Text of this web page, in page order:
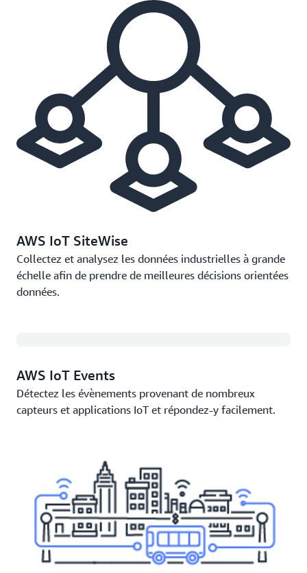
AWS IoT SiteWise
Collectez et analysez les données industrielles à grande
échelle afin de prendre de meilleures décisions orientées
données.
AWS IoT Events
Détectez les évènements provenant de nombreux
capteurs et applications IoT et répondez-y facilement.